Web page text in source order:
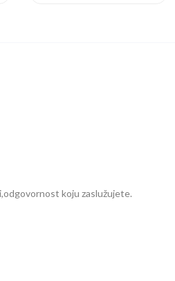
odgovornost koju zaslužujete.